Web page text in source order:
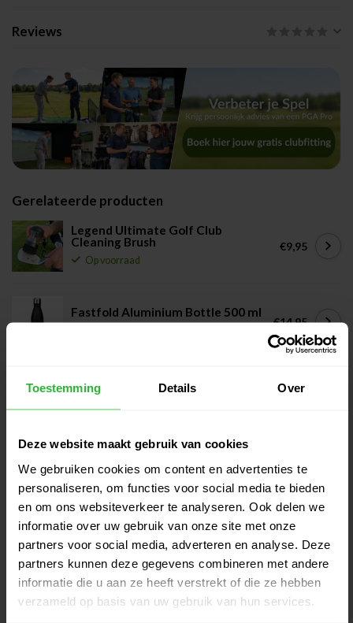
Toestemming Details Over
Deze website maakt gebruik van cookies
We gebruiken cookies om content en advertenties te
personaliseren, om functies voor social media te bieden
en om ons websiteverkeer te analyseren. Ook delen we
informatie over uw gebruik van onze site met onze
partners voor social media, adverteren en analyse. Deze
partners kunnen deze gegevens combineren met andere
informatie die u aan ze heeft verstrekt of die ze hebben
verzameld op basis van uw gebruik van hun services.
Reviews
Gerelateerde producten
Legend Ultimate Golf Club
Cleaning Brush
Op voorraad
€9,95
Fastfold Aluminium Bottle 500 ml
€14,95
TaylorMade Tour Golfhanddoek
wit
Niet op voorraad
zwart
Op voorraad
€15,95
€12,95
TaylorMade Tour Golfhanddoek
zwart
Op voorraad
€32,00
€29,95